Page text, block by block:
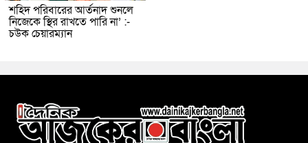
শহিদ পরিবারের আর্তনাদ শুনলে
নিজেকে স্থির রাখতে পারি না’ :-
চউক চেয়ারম্যান